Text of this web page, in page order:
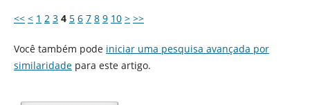
<< < 1 2 3 4 5 6 7 8 9 10 > >>
Você também pode iniciar uma pesquisa avançada por
similaridadepara este artigo.